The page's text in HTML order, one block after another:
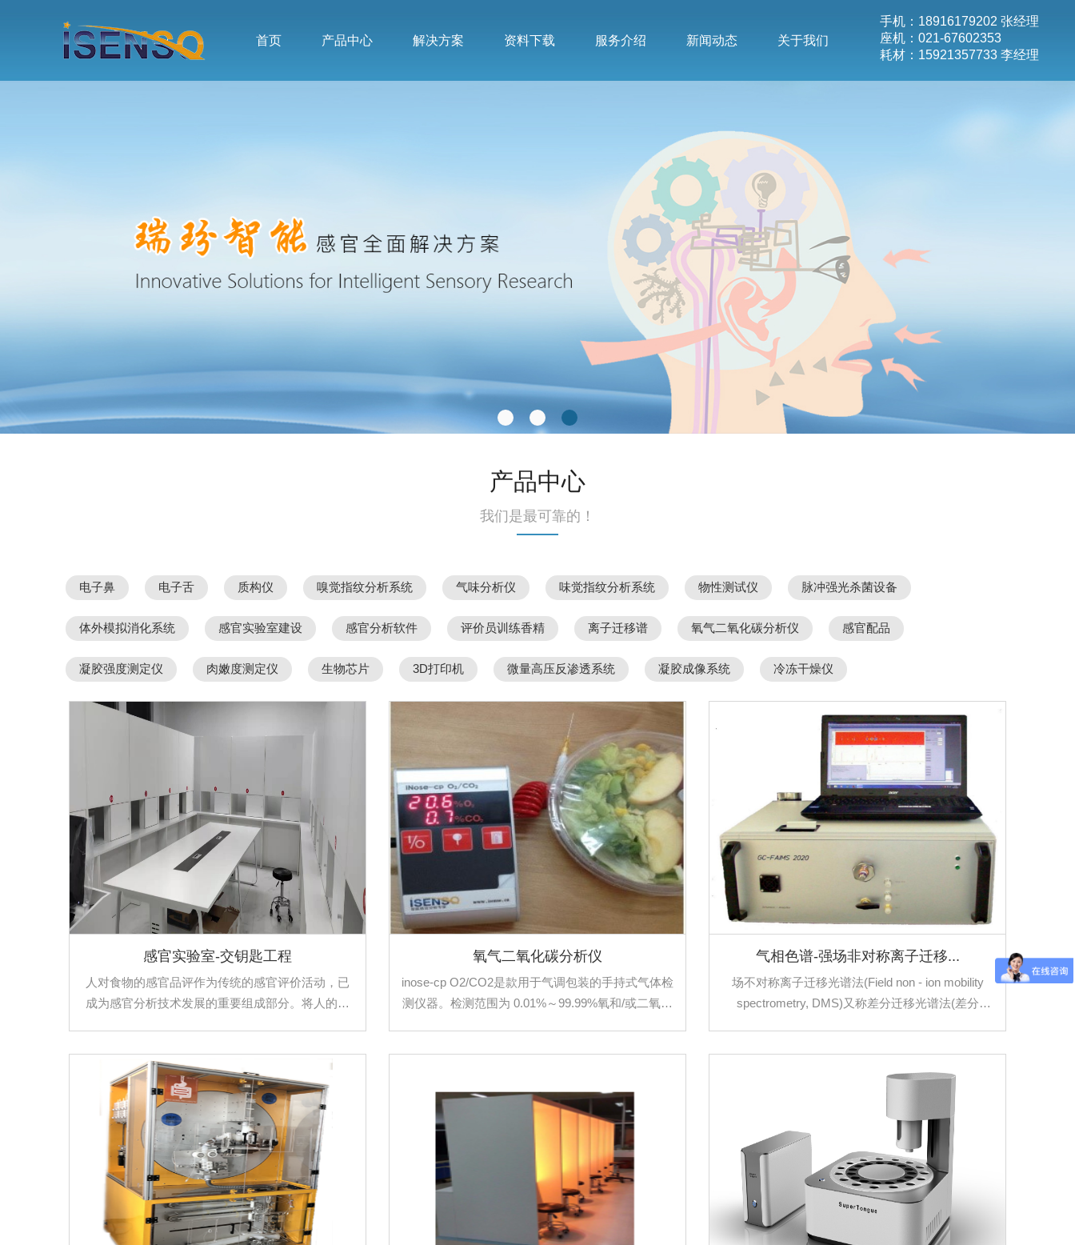
首页 产品中心 解决方案 资料下载 服务介绍 新闻动态 关于我们
手机：18916179202 张经理
座机：021-67602353
耗材：15921357733 李经理
产品中心
我们是最可靠的！
电子鼻 电子舌 质构仪 嗅觉指纹分析系统 气味分析仪 味觉指纹分析系统 物性测试仪 脉冲强光杀菌设备
体外模拟消化系统 感官实验室建设 感官分析软件 评价员训练香精 离子迁移谱 氧气二氧化碳分析仪 感官配品
凝胶强度测定仪 肉嫩度测定仪 生物芯片 3D打印机 微量高压反渗透系统 凝胶成像系统 冷冻干燥仪
感官实验室-交钥匙工程
人对食物的感官品评作为传统的感官评价活动，已
成为感官分析技术发展的重要组成部分。将人的感
测知食品的色、香、味、形等感官质量特性及消费
者接受、偏爱程度。一个科学规范标准的感官实验
室可将人的环境因素、心理因素和身体因素的影响
较小化，保证食品感官品评结果的可靠性和真实
性，为正确地评价食品感官属性提供了一个非常好
的平台和支撑力量。我们根据GB/T 13868-
2009《感官分析建立感官分析实验室的一般导则》
及ISO 8589:2007&lt; Sensory analysis - General
guidance for the design of test rooms &gt;中要求，
氧气二氧化碳分析仪
inose-cp O2/CO2是款用于气调包装的手持式气体检
测仪器。检测范围为 0.01%～99.99%氧和/或二氧化
行业，和一部分制药行业。该产品是非常适用于气
调包装线、超市和实验室用于快速和准确地检测气
调包装产品。inose-cp O2/CO2 能在几秒内非常迅
速测出 O2/CO2 的含量，使用相当简便，无需调节
流量，无需温度补偿，无需考虑交叉敏感和其它技
术因素。只要开机，直接检测。
气相色谱-强场非对称离子迁移...
场不对称离子迁移光谱法(Field non - ion mobility
spectrometry, DMS)又称差分迁移光谱法(差分
高选择性和强场非对称离子迁移谱(FAIMS)的异常敏
感性。